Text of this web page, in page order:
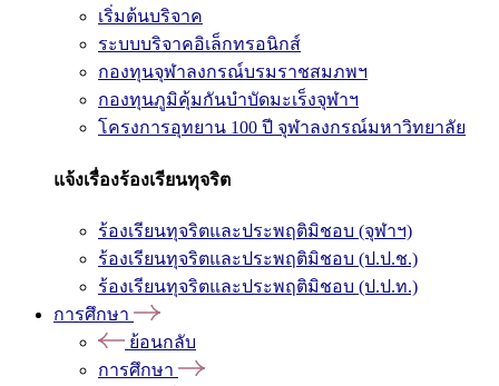
เริ่มต้นบริจาค
ระบบบริจาคอิเล็กทรอนิกส์
กองทุนจุฬาลงกรณ์บรมราชสมภพฯ
กองทุนภูมิคุ้มกันบำบัดมะเร็งจุฬาฯ
โครงการอุทยาน 100 ปี จุฬาลงกรณ์มหาวิทยาลัย
แจ้งเรื่องร้องเรียนทุจริต
ร้องเรียนทุจริตและประพฤติมิชอบ (จุฬาฯ)
ร้องเรียนทุจริตและประพฤติมิชอบ (ป.ป.ช.)
ร้องเรียนทุจริตและประพฤติมิชอบ (ป.ป.ท.)
การศึกษา
ย้อนกลับ
การศึกษา